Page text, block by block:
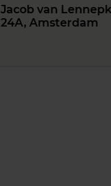
Jacob van
24A, Amsterdam